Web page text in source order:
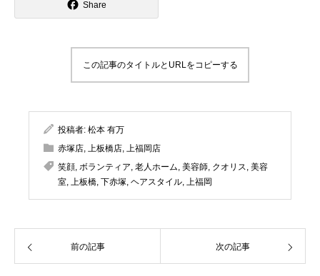
Share
この記事のタイトルとURLをコピーする
投稿者: 松本 有万
赤塚店, 上板橋店, 上福岡店
笑顔, ボランティア, 老人ホーム, 美容師, クオリス, 美容
室, 上板橋, 下赤塚, ヘアスタイル, 上福岡
前の記事 次の記事